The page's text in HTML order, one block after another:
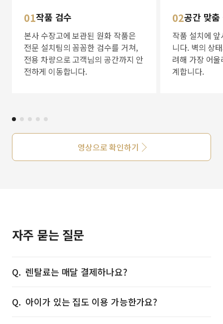
01작품 검수
본사 수장고에 보관된 원화 작품은
전문 설치팀의 꼼꼼한 검수를 거쳐,
전용 차량으로 고객님의 공간까지 안
전하게 이동합니다.
02공간 맞
작품 설치에
니다. 벽의 상
려해 가장 어
계합니다.
영상으로 확인하기
자주 묻는 질문
렌탈료는 매달 결제하나요?
아이가 있는 집도 이용 가능한가요?